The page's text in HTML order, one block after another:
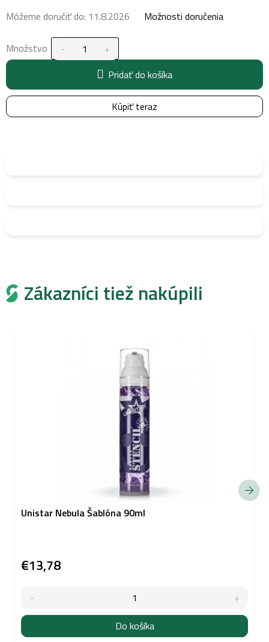
Môžeme doručiť do: 11.8.2026 Možnosti doručenia
Množstvo
Pridať do košíka
Kúpiť teraz
Zákazníci tiež nakúpili
Unistar Nebula Šablóna 90ml
€13,78
Do košíka